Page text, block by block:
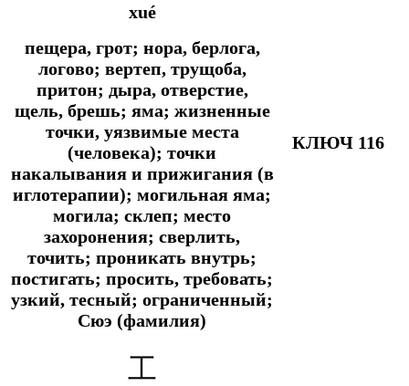
xué
пещера, грот; нора, берлога,
логово; вертеп, трущоба,
притон; дыра, отверстие,
щель, брешь; яма; жизненные
точки, уязвимые места
(человека); точки
накалывания и прижигания (в
иглотерапии); могильная яма;
могила; склеп; место
захоронения; сверлить,
точить; проникать внутрь;
постигать; просить, требовать;
узкий, тесный; ограниченный;
Сюэ (фамилия)
КЛЮЧ 116
工